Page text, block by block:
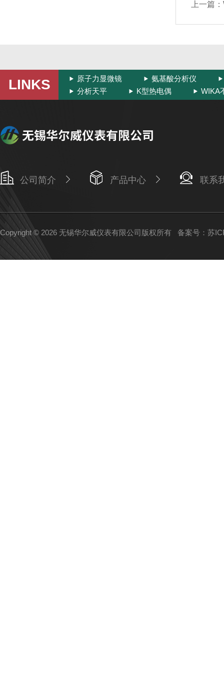
上一篇：
LINKS 原子力显微镜
氨基酸分析仪
分析天平
K型热电偶 WIKA
公司简介 产品中心 联系
Copyright © 2026 无锡华尔威仪表有限公司版权所有 备案号：苏